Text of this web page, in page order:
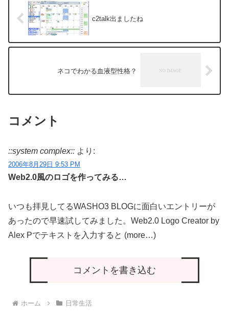
c2talk出ましたね
ネコでわかる血液型性格？
コメント
::system complex:: より:
2006年8月29日 9:53 PM
Web2.0風のロゴを作ってみる…
いつも拝見してるWASHO3 BLOGに面白いエントリーが
あったので早速試してみました。Web2.0 Logo Creator by
Alex Pでテキストを入力すると (more…)
コメントを書き込む
ホーム 日常生活